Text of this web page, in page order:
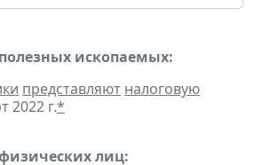
ископаемых:
представляют налоговую
2022 г.*
лиц: